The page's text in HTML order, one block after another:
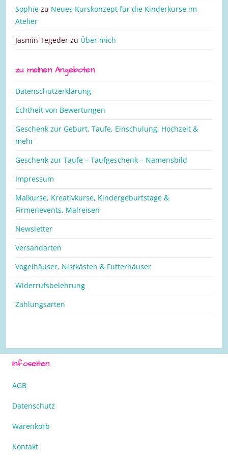
Sophie zu Neues Kurskonzept für die Kinderkurse im
Atelier
Jasmin Tegeder zu Über mich
zu meinen Angeboten
Datenschutzerklärung
Echtheit von Bewertungen
Geschenk zur Geburt, Taufe, Einschulung, Hochzeit &
mehr
Geschenk zur Taufe – Taufgeschenk – Namensbild
Impressum
Malkurse, Kreativkurse, Kindergeburtstage &
Firmenevents, Malreisen
Newsletter
Versandarten
Vogelhäuser, Nistkästen & Futterhäuser
Widerrufsbelehrung
Zahlungsarten
Infoseiten
AGB
Datenschutz
Warenkorb
Kontakt